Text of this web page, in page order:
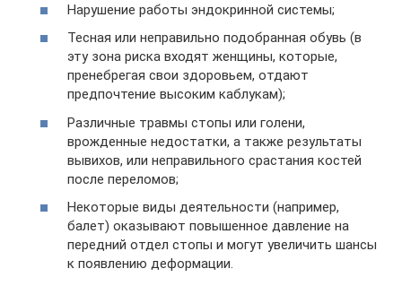
Нарушение работы эндокринной системы;
Тесная или неправильно подобранная обувь (в
эту зона риска входят женщины, которые,
пренебрегая свои здоровьем, отдают
предпочтение высоким каблукам);
Различные травмы стопы или голени,
врожденные недостатки, а также результаты
вывихов, или неправильного срастания костей
после переломов;
Некоторые виды деятельности (например,
балет) оказывают повышенное давление на
передний отдел стопы и могут увеличить шансы
к появлению деформации.